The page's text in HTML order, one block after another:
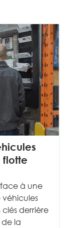
flotte
à une
derrière
la